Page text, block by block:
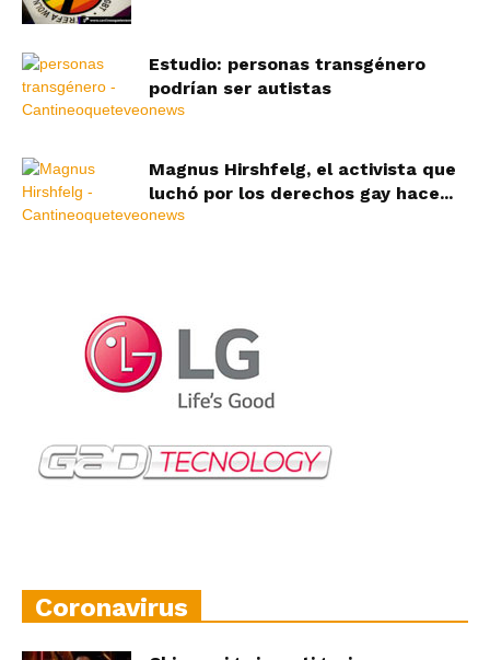
Estudio: personas transgénero
podrían ser autistas
Magnus Hirshfelg, el activista que
luchó por los derechos gay hace...
Coronavirus